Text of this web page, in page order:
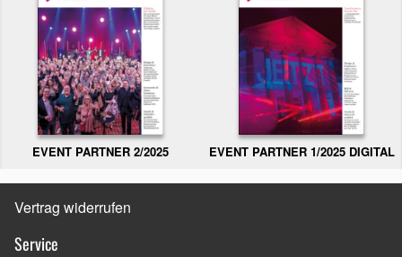
EVENT PARTNER 2/2025 EVENT PARTNER 1/2025 DIGITAL
Vertrag widerrufen
Service